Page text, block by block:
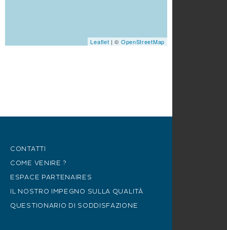
Leaflet | © OpenStreetMap
CONTATTI
COME VENIRE ?
ESPACE PARTENAIRES
IL NOSTRO IMPEGNO SULLA QUALITÀ
QUESTIONARIO DI SODDISFAZIONE